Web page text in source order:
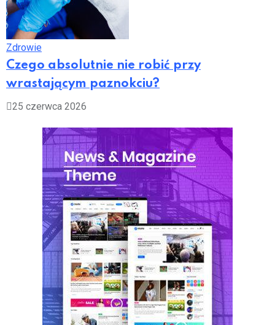
Zdrowie
Czego absolutnie nie robić przy
wrastającym paznokciu?
25 czerwca 2026